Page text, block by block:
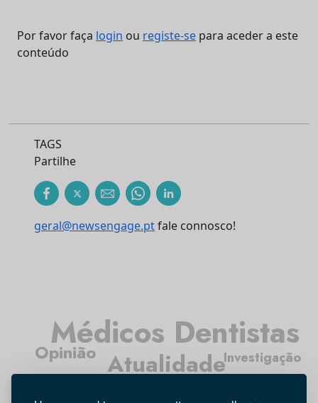
Por favor faça login ou registe-se para aceder a este
conteúdo
TAGS
Partilhe
geral@newsengage.ptfale connosco!
Atualidade
Médicos Dentistas
Opinião
Investigação